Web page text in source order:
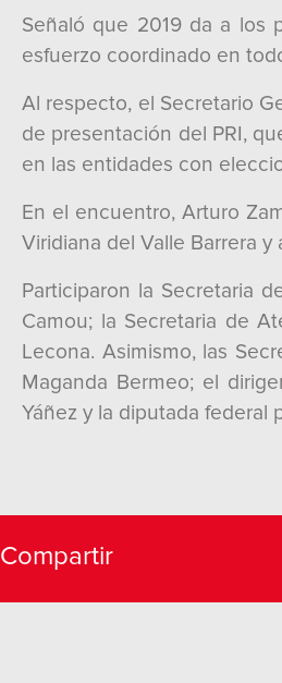
Señaló que 2019 da a los
esfuerzo coordinado en
Al respecto, el Secretario
de presentación del PRI,
en las entidades con
En el encuentro, Arturo
Viridiana del Valle Barrera
Participaron la Secretaria
Camou; la Secretaria de
Lecona. Asimismo, las
Maganda Bermeo; el
Yáñez y la diputada federal
Compartir